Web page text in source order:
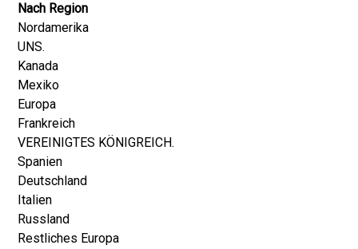
Nach Region
Nordamerika
UNS.
Kanada
Mexiko
Europa
Frankreich
VEREINIGTES KÖNIGREICH.
Spanien
Deutschland
Italien
Russland
Restliches Europa